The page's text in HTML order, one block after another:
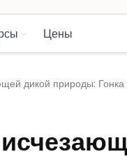
Цены
дикой природы: